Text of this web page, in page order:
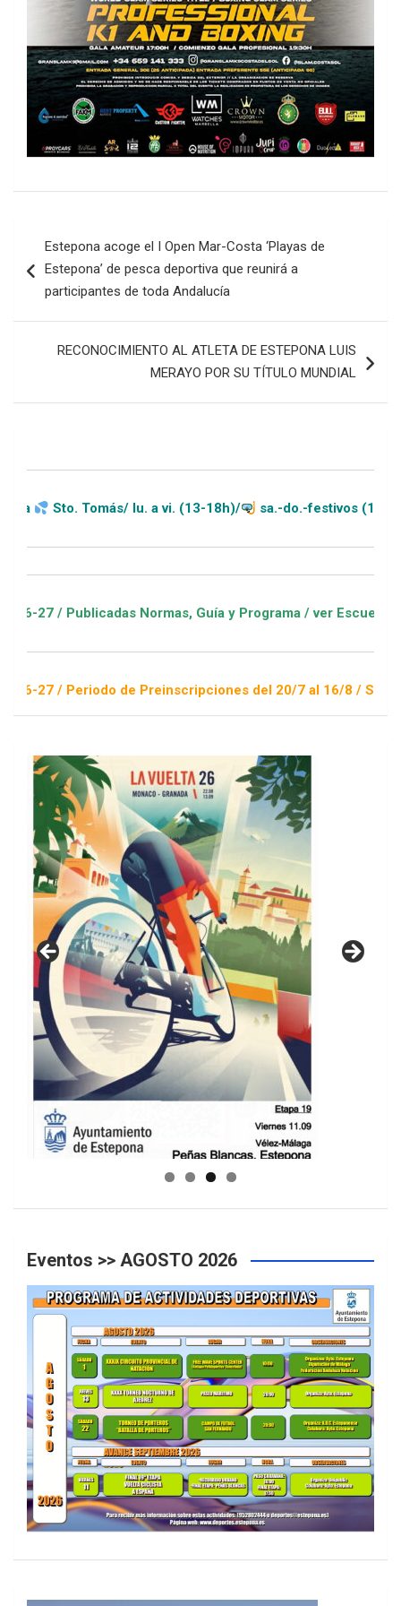
de
entradas
Estepona acoge el I Open Mar-Costa ‘Playas de
Estepona’ de pesca deportiva que reunirá a
participantes de toda Andalucía
RECONOCIMIENTO AL ATLETA DE ESTEPONA LUIS
MERAYO POR SU TÍTULO MUNDIAL
Tomás/ lu. a vi. (13-18h)/ sa.-do.-festivos (11-20h)
Normas, Guía y Programa / ver Escuelas Deportivas
de Preinscripciones del 20/7 al 16/8 / Sorteo 1 de
GUIA DE INSTALACIONES DEPORTIVAS
Eventos >> AGOSTO 2026